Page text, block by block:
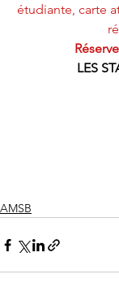
étudiante, carte
LES
AMSB